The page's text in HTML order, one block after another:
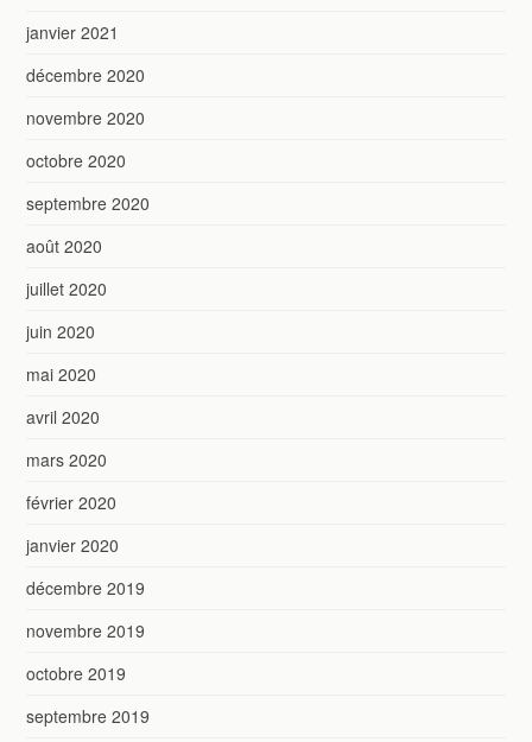
janvier 2021
décembre 2020
novembre 2020
octobre 2020
septembre 2020
août 2020
juillet 2020
juin 2020
mai 2020
avril 2020
mars 2020
février 2020
janvier 2020
décembre 2019
novembre 2019
octobre 2019
septembre 2019